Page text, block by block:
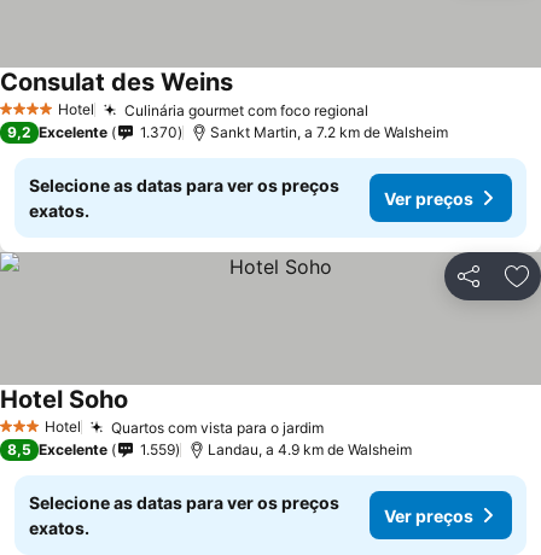
4 EstrelasHotel Culinária gourmet com foco regional
Consulat des WeinsVer preços
9,2 Excelente 1.370 Sankt Martin, a 7.2 km de Walsheim
Selecione as datas para ver os preços
exatos.
Ver preços
Partilhar
3 EstrelasHotel Quartos com vista para o jardimVer preços
Hotel Soho
8,5 Excelente 1.559 Landau, a 4.9 km de Walsheim
Selecione as datas para ver os preços
exatos.
Ver preços